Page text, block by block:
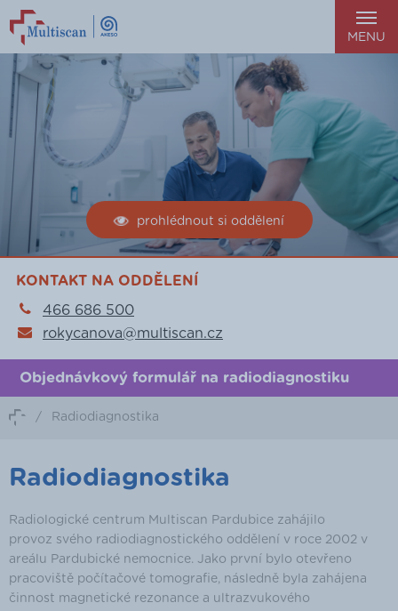
MENU
prohlédnout si oddělení
KONTAKT NA ODDĚLENÍ
466 686 500
rokycanova@multiscan.cz
Objednávkový formulář na radiodiagnostiku
/ Radiodiagnostika
Radiodiagnostika
Radiologické centrum Multiscan Pardubice zahájilo
provoz svého radiodiagnostického oddělení v roce 2002 v
areálu Pardubické nemocnice. Jako první bylo otevřeno
pracoviště počítačové tomografie, následně byla zahájena
činnost magnetické rezonance a ultrazvukového